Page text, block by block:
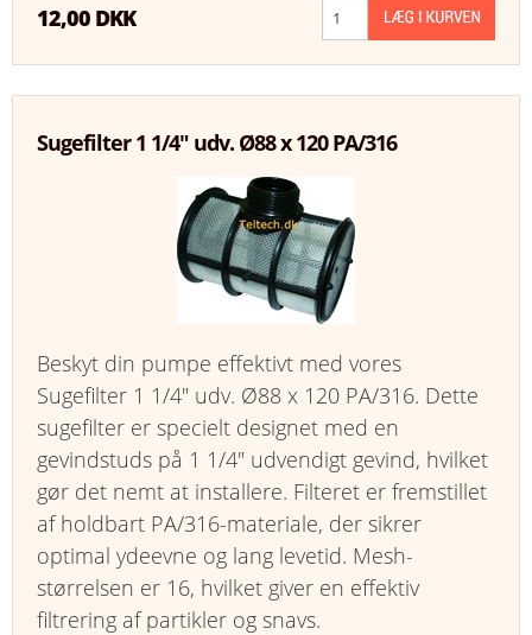
12,00 DKK
Sugefilter 1 1/4" udv. Ø88 x 120 PA/316
Beskyt din pumpe effektivt med vores
Sugefilter 1 1/4" udv. Ø88 x 120 PA/316. Dette
sugefilter er specielt designet med en
gevindstuds på 1 1/4" udvendigt gevind, hvilket
gør det nemt at installere. Filteret er fremstillet
af holdbart PA/316-materiale, der sikrer
optimal ydeevne og lang levetid. Mesh-
størrelsen er 16, hvilket giver en effektiv
filtrering af partikler og snavs.